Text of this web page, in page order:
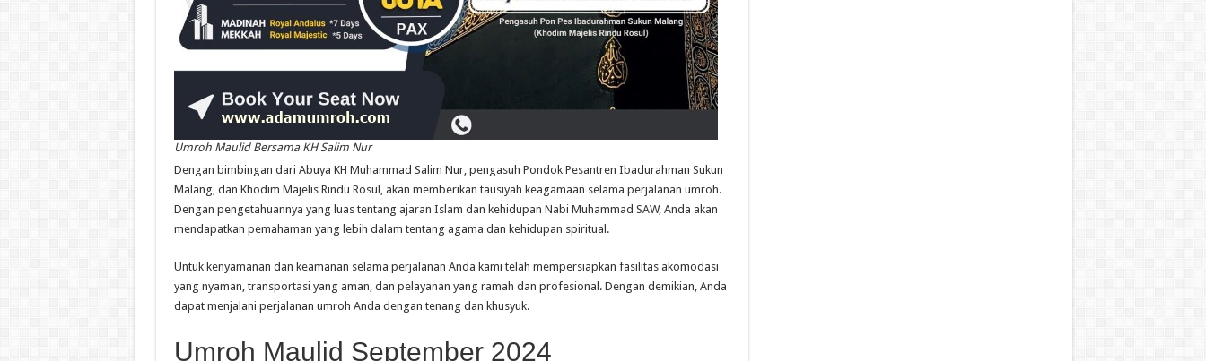
Umroh Maulid Bersama KH Salim Nur
Dengan bimbingan dari Abuya KH Muhammad Salim Nur, pengasuh Pondok Pesantren Ibadurahman Sukun
Malang, dan Khodim Majelis Rindu Rosul, akan memberikan tausiyah keagamaan selama perjalanan umroh.
Dengan pengetahuannya yang luas tentang ajaran Islam dan kehidupan Nabi Muhammad SAW, Anda akan
mendapatkan pemahaman yang lebih dalam tentang agama dan kehidupan spiritual.
Untuk kenyamanan dan keamanan selama perjalanan Anda kami telah mempersiapkan fasilitas akomodasi
yang nyaman, transportasi yang aman, dan pelayanan yang ramah dan profesional. Dengan demikian, Anda
dapat menjalani perjalanan umroh Anda dengan tenang dan khusyuk.
Umroh Maulid September 2024